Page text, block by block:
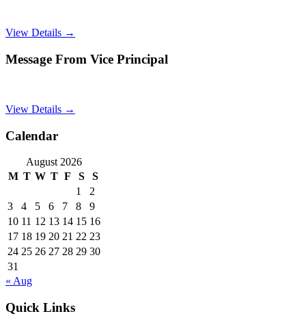
View Details →
Message From Vice Principal
View Details →
Calendar
August 2026
M T W T F S
S
1
2
3
4 5 6 7 8
9
10 11 12 13 14 15 16
17 18 19 20 21 22 23
24 25 26 27 28 29 30
31
« Aug
Quick Links